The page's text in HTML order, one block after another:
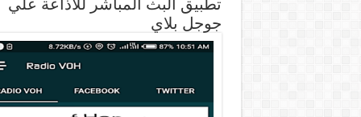
تطبيق البث المباشر للاذاعة علي
جوجل بلاي